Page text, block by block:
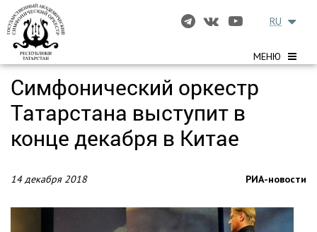
МЕНЮ
RU
Симфонический оркестр
Татарстана выступит в
конце декабря в Китае
14 декабря 2018 РИА-новости